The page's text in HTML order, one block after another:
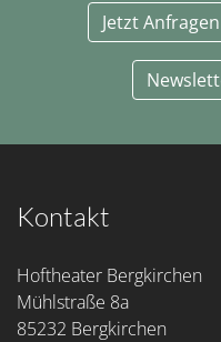
Jetzt Anfragen
Kontakt
Hoftheater Bergkirchen
Mühlstraße 8a
85232 Bergkirchen